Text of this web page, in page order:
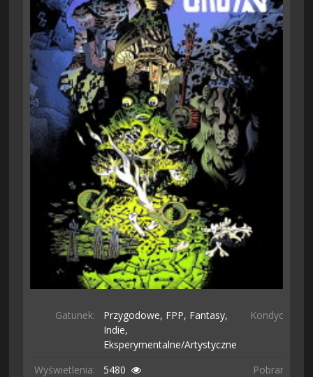
Gatunek: Przygodowe, FPP, Fantasy,
Indie,
Eksperymentalne/artystyczne
Kondycja:
Wyświetlenia: 5480 Pobrano: